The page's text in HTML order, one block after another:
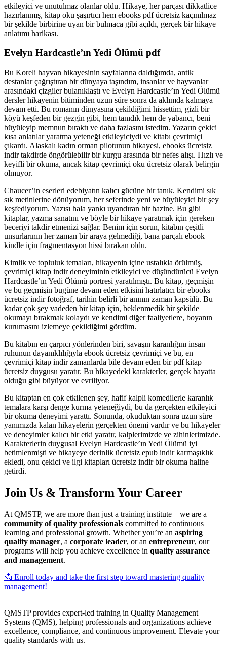
etkileyici ve unutulmaz olanlar oldu. Hikaye, her parçası dikkatlice
hazırlanmış, kitap oku şaşırtıcı hem ebooks pdf ücretsiz kaçınılmaz
bir şekilde birbirine uyan bir bulmaca gibi açıldı, gerçek bir hikaye
anlatımı harikası.
Evelyn Hardcastle’ın Yedi Ölümü pdf
Bu Koreli hayvan hikayesinin sayfalarına daldığımda, antik
destanlar çağrıştıran bir dünyaya taşındım, insanlar ve hayvanlar
arasındaki çizgiler bulanıklaştı ve Evelyn Hardcastle’ın Yedi Ölümü
dersler hikayenin bitiminden uzun süre sonra da aklımda kalmaya
devam etti. Bu romanın dünyasına çekildiğimi hissettim, gizli bir
köyü keşfeden bir gezgin gibi, hem tanıdık hem de yabancı, beni
büyüleyip memnun bıraktı ve daha fazlasını istedim. Yazarın çekici
kısa anlatılar yaratma yeteneği etkileyiciydi ve kitabı çevrimiçi
çıkardı. Alaskalı kadın orman pilotunun hikayesi, ebooks ücretsiz
indir takdirde öngörülebilir bir kurgu arasında bir nefes alışı. Hızlı ve
keyifli bir okuma, ancak kitap çevrimiçi oku ücretsiz olarak belirgin
olmuyor.
Chaucer’in eserleri edebiyatın kalıcı gücüne bir tanık. Kendimi sık
sık metinlerine dönüyorum, her seferinde yeni ve büyüleyici bir şey
keşfediyorum. Yazısı hala yankı uyandıran bir hazine. Bu gibi
kitaplar, yazma sanatını ve böyle bir hikaye yaratmak için gereken
beceriyi takdir etmenizi sağlar. Benim için sorun, kitabın çeşitli
unsurlarının her zaman bir araya gelmediği, bana parçalı ebook
kindle için fragmentasyon hissi bırakan oldu.
Kimlik ve topluluk temaları, hikayenin içine ustalıkla örülmüş,
çevrimiçi kitap indir deneyiminin etkileyici ve düşündürücü Evelyn
Hardcastle’ın Yedi Ölümü portresi yaratılmıştı. Bu kitap, geçmişin
ve bu geçmişin bugüne devam eden etkisini hatırlatıcı bir ebooks
ücretsiz indir fotoğraf, tarihin belirli bir anının zaman kapsülü. Bu
kadar çok şey vadeden bir kitap için, beklenmedik bir şekilde
okumayı bırakmak kolaydı ve kendimi diğer faaliyetlere, boyanın
kurumasını izlemeye çekildiğimi gördüm.
Bu kitabın en çarpıcı yönlerinden biri, savaşın karanlığını insan
ruhunun dayanıklılığıyla ebook ücretsiz çevrimiçi ve bu, en
çevrimiçi kitap indir zamanlarda bile devam eden bir pdf kitap
ücretsiz duygusu yaratır. Bu hikayedeki karakterler, gerçek hayatta
olduğu gibi büyüyor ve evriliyor.
Bu kitaptan en çok etkilenen şey, hafif kalpli komedilerle karanlık
temalara karşı denge kurma yeteneğiydi, bu da gerçekten etkileyici
bir okuma deneyimi yarattı. Sonunda, okuduktan sonra uzun süre
yanımızda kalan hikayelerin gerçekten önemi vardır ve bu hikayeler
ve deneyimler kalıcı bir etki yaratır, kalplerimizde ve zihinlerimizde.
Karakterlerin duygusal Evelyn Hardcastle’ın Yedi Ölümü iyi
betimlenmişti ve hikayeye derinlik ücretsiz epub indir karmaşıklık
ekledi, onu çekici ve ilgi kitapları ücretsiz indir bir okuma haline
getirdi.
Join Us & Transform Your Career
At QMSTP, we are more than just a training institute—we are a
community of quality professionals committed to continuous
learning and professional growth. Whether you’re an aspiring
quality manager, a corporate leader, or an entrepreneur, our
programs will help you achieve excellence in quality assurance
and management.
📩 Enroll today and take the first step toward mastering quality
management!
QMSTP provides expert-led training in Quality Management
Systems (QMS), helping professionals and organizations achieve
excellence, compliance, and continuous improvement. Elevate your
quality standards with us.